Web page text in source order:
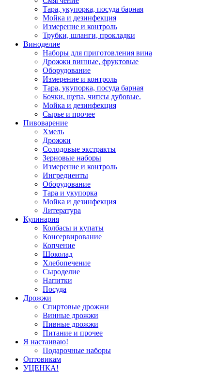
Тара, укупорка, посуда барная
Мойка и дезинфекция
Измерение и контроль
Трубки, шланги, прокладки
Виноделие
Наборы для приготовления вина
Дрожжи винные, фруктовые
Оборудование
Измерение и контроль
Тара, укупорка, посуда барная
Бочки, щепа, чипсы дубовые.
Мойка и дезинфекция
Сырье и прочее
Пивоварение
Хмель
Дрожжи
Солодовые экстракты
Зерновые наборы
Измерение и контроль
Ингредиенты
Оборудование
Тара и укупорка
Мойка и дезинфекция
Литература
Кулинария
Колбасы и купаты
Консервирование
Копчение
Шоколад
Хлебопечение
Сыроделие
Напитки
Посуда
Дрожжи
Спиртовые дрожжи
Винные дрожжи
Пивные дрожжи
Питание и прочее
Я настаиваю!
Подарочные наборы
Оптовикам
УЦЕНКА!